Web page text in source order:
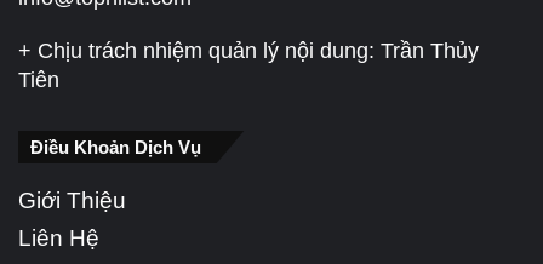
+ Chịu trách nhiệm quản lý nội dung: Trần Thủy
Tiên
Điều Khoản Dịch Vụ
Giới Thiệu
Liên Hệ